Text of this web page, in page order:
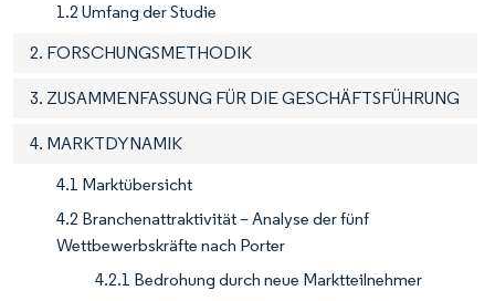
1.2 Umfang der Studie
2. FORSCHUNGSMETHODIK
3. ZUSAMMENFASSUNG FÜR DIE GESCHÄFTSFÜHRUNG
4. MARKTDYNAMIK
4.1 Marktübersicht
4.2 Branchenattraktivität – Analyse der fünf
Wettbewerbskräfte nach Porter
4.2.1 Bedrohung durch neue Marktteilnehmer